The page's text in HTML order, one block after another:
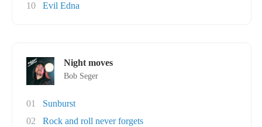
10
Evil Edna
Night moves
Bob Seger
01
Sunburst
02
Rock and roll never forgets